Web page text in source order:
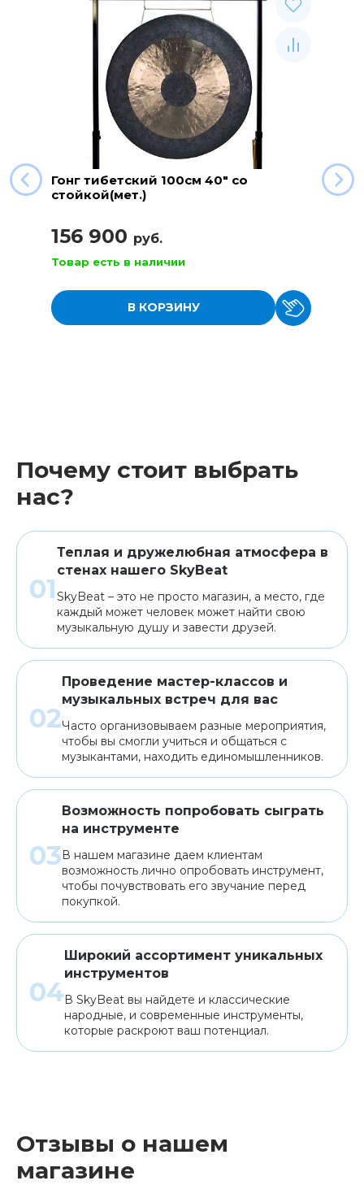
Гонг тибетский 100см 40" со
стойкой(мет.)
156 900 руб.
Товар есть в наличии
В КОРЗИНУ
Почему стоит выбрать
нас?
Теплая и дружелюбная атмосфера в
стенах нашего SkyBeat
SkyBeat – это не просто магазин, а место, где
каждый может человек может найти свою
музыкальную душу и завести друзей.
Проведение мастер-классов и
музыкальных встреч для вас
Часто организовываем разные мероприятия,
чтобы вы смогли учиться и общаться с
музыкантами, находить единомышленников.
Возможность попробовать сыграть
на инструменте
В нашем магазине даем клиентам
возможность лично опробовать инструмент,
чтобы почувствовать его звучание перед
покупкой.
Широкий ассортимент уникальных
инструментов
В SkyBeat вы найдете и классические
народные, и современные инструменты,
которые раскроют ваш потенциал.
Отзывы о нашем
магазине